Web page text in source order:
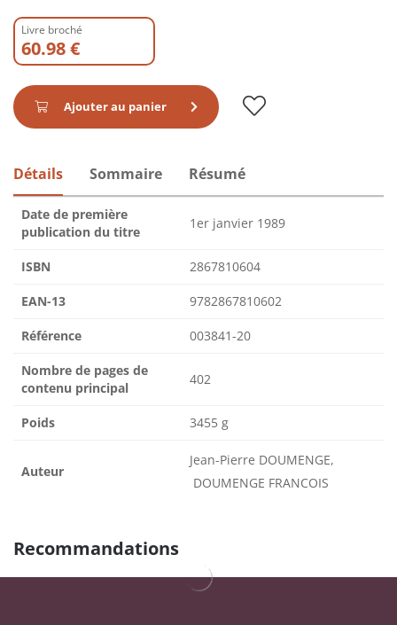
Livre broché
60.98 €
Ajouter au panier
Détails Sommaire Résumé
Date de première
publication du titre
1er janvier 1989
ISBN 2867810604
EAN-13 9782867810602
Référence 003841-20
Nombre de pages de
contenu principal
402
Poids 3455 g
Auteur
Jean-Pierre DOUMENGE,
DOUMENGE FRANCOIS
Recommandations